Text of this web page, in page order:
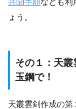
共闘半額なども利
ょう。
その１：天叢
玉鋼で！
天叢雲剣作成の第